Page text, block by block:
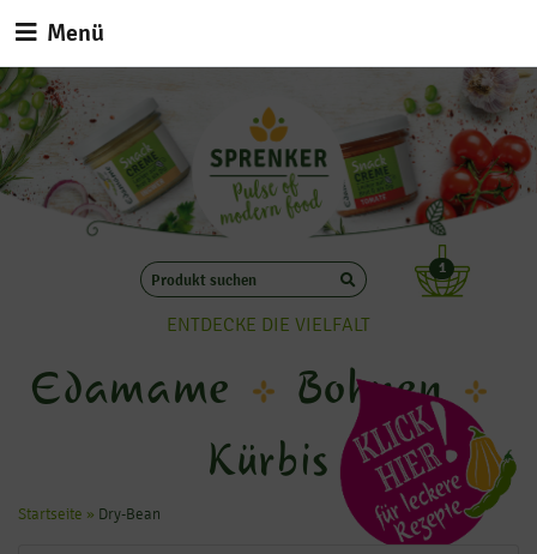
1
ENTDECKE DIE VIELFALT
Edamame
Bohnen
Kürbis
Menü
Startseite » Dry-Bean